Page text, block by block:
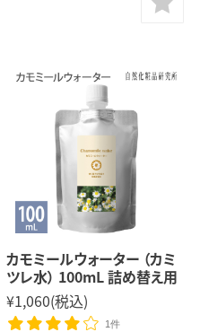
カモミールウォーター （カミ
ツレ水） 100mL 詰め替え用
¥1,060(税込)
1件